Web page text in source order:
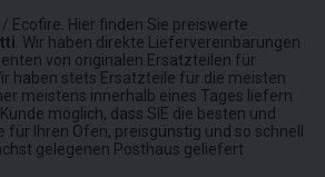
Ecofire. Hier finden Sie preiswerte
. Wir haben direkte Liefervereinbarungen
von originalen Ersatzteilen für
haben stets Ersatzteile für die meisten
meistens innerhalb eines Tages liefern.
möglich, dass SIE die besten und
für Ihren Ofen, preisgünstig und so schnell
gelegenen Posthaus geliefert